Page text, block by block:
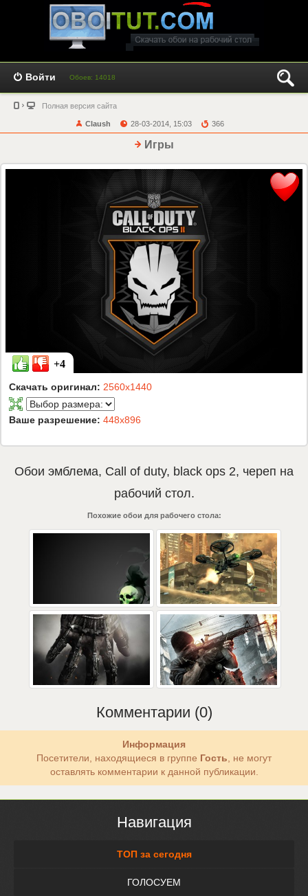
Войти Обоев: 14018
Полная версия сайта
Claush 28-03-2014, 15:03 366
Игры
+4
Скачать оригинал: 2560x1440
Ваше разрешение: 448x896
Обои эмблема, Call of duty, black ops 2, череп на
рабочий стол.
Похожие обои для рабочего стола:
Комментарии (0)
Информация
Посетители, находящиеся в группе Гость , не могут
оставлять комментарии к данной публикации.
Навигация
ТОП за сегодня
ГОЛОСУЕМ